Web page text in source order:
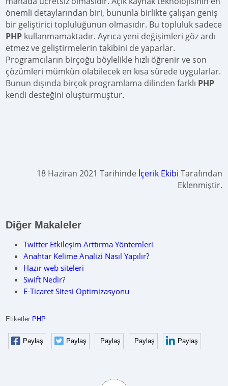
önemli detaylarından biri, bununla birlikte çalışan geniş
bir geliştirici topluluğunun olmasıdır. Bu topluluk sadece
PHP kullanmamaktadır. Ayrıca yeni değişimleri göz ardı
etmez ve geliştirmelerin takibini de yaparlar.
Programcıların birçoğu böylelikle hızlı öğrenir ve son
çözümleri mümkün olabilecek en kısa sürede uygularlar.
Bunun dışında birçok programlama dilinden farklı PHP
kendi desteğini oluşturmuştur.
18 Haziran 2021 Tarihinde İçerik Ekibi Tarafından
Eklenmiştir.
Diğer Makaleler
Twitter Etkileşim Arttırma Yöntemleri
Anahtar Kelime Analizi Nasıl Yapılır?
Hazır web siteleri
Swift Nedir?
E-Ticaret Sitesi Optimizasyonu
Etiketler PHP
Paylaş Paylaş Paylaş Paylaş Paylaş